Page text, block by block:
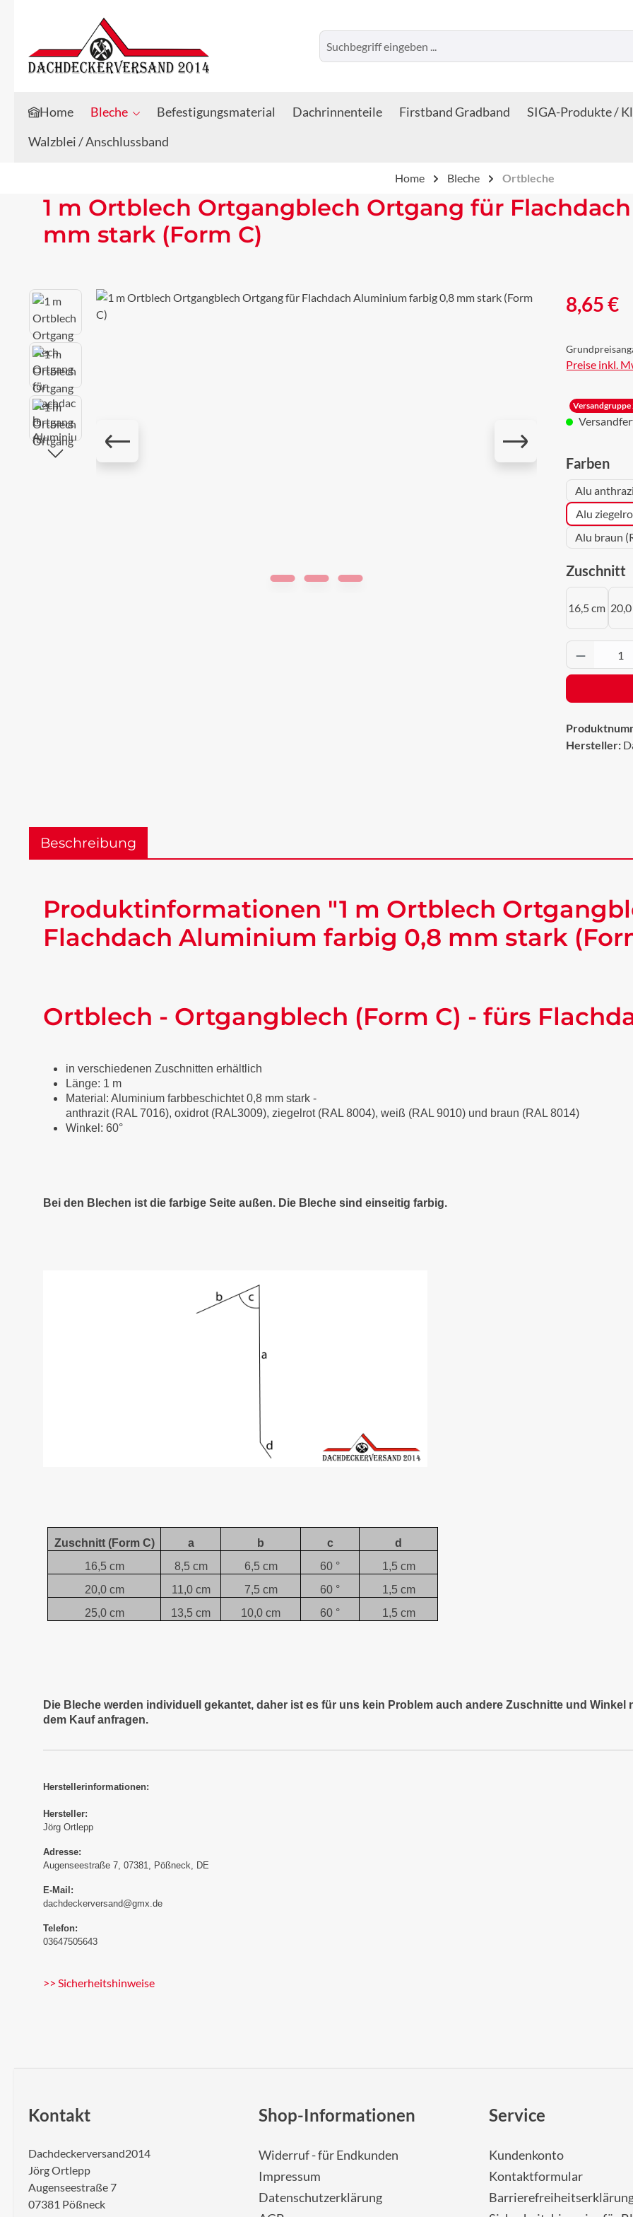
Zum Hauptinhalt springen
Zur Suche springen
Home Bleche Befestigungsmaterial Dachrinnenteile Firstband Gradband
SIGA-Produkte /
Walzblei / Anschlussband
Home Bleche Ortbleche
1 m Ortblech Ortgangblech Ortgang für
mm stark (Form C)
Bildergalerie überspringen Regulärer
8,65 €
Preise inkl.
Versandgruppe
Farben
Alu
Alu
Alu braun
Zuschnitt
16,5 cm
Hersteller:
Beschreibung
Produktinformationen "1 m Ortblech
Flachdach Aluminium farbig 0,8 mm stark
Ortblech - Ortgangblech (Form C) - fürs
in verschiedenen Zuschnitten erhältlich
Länge: 1 m
Material: Aluminium farbbeschichtet 0,8 mm stark -
anthrazit (RAL 7016), oxidrot (RAL3009), ziegelrot (RAL 8004), weiß (RAL 9010) und braun (RAL 8014)
Winkel: 60°
Bei den Blechen ist die farbige Seite außen. Die Bleche sind einseitig farbig.
Zuschnitt (Form C) a b c
d
16,5 cm
8,5 cm 6,5 cm 60 °
1,5 cm
20,0 cm
11,0 cm 7,5 cm 60 °
1,5 cm
25,0 cm
13,5 cm 10,0 cm 60 ° 1,5 cm
Die Bleche werden individuell gekantet, daher ist es für uns kein Problem auch andere Zuschnitte und
dem Kauf anfragen.
Herstellerinformationen:
Hersteller:
Jörg Ortlepp
Adresse:
Augenseestraße 7, 07381, Pößneck, DE
E-Mail:
dachdeckerversand@gmx.de
Telefon:
03647505643
>> Sicherheitshinweise
Kontakt
Dachdeckerversand2014
Jörg Ortlepp
Augenseestraße 7
07381 Pößneck
Shop-Informationen
Widerruf - für Endkunden
Impressum
Datenschutzerklärung
Service
Kundenkonto
Kontaktformular